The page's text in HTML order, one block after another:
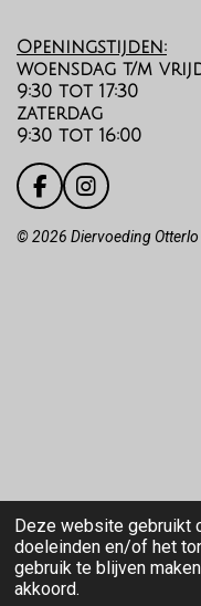
Deze website gebruikt
doeleinden en/of het
gebruik te blijven
akkoord.
Openingstijden:
woensdag t/m
9:30 tot 17:30
zaterdag
9:30 tot 16:00
F
a
c
I
n
s
©️2026 Diervoeding Otterlo